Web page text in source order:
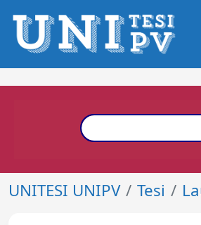
UNITESI UNIPV Tesi